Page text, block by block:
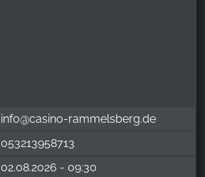
info@casino-rammelsberg.de
053213958713
02.08.2026 - 09:30